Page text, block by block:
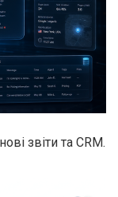
звіти та CRM.